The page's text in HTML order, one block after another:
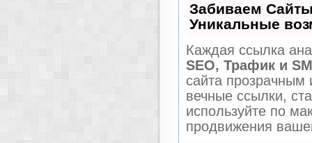
Забиваем
Уникальные
Каждая ссылка
SEO, Трафик и
сайта
вечные ссылки,
используйте по
продвижения